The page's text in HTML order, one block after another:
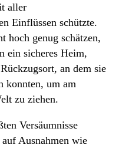
aller
Einflüssen schützte.
hoch genug schätzen,
ein sicheres Heim,
an dem sie
konnten, um am
zu ziehen.
Versäumnisse
Ausnahmen wie